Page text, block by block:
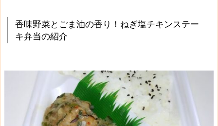
香味野菜とごま油の香り！ねぎ塩チキンステー
キ弁当の紹介